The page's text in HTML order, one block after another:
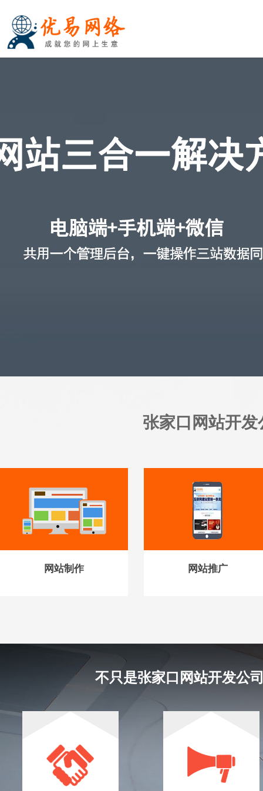
张家口网站开
网站制作 网站推广
不只是张家口网站开发公